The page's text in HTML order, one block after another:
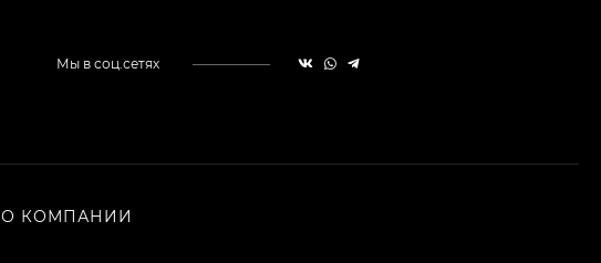
Мы в соц.сетях
О КОМПАНИИ